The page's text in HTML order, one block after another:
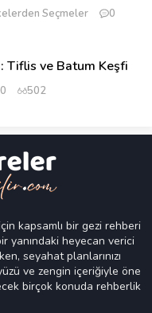
Seçmeler
0
Tiflis ve Batum Keşfi
0 502
kapsamlı bir gezi rehberi
yanındaki heyecan verici
seyahat planlarınızı
ve zengin içeriğiyle öne
birçok konuda rehberlik